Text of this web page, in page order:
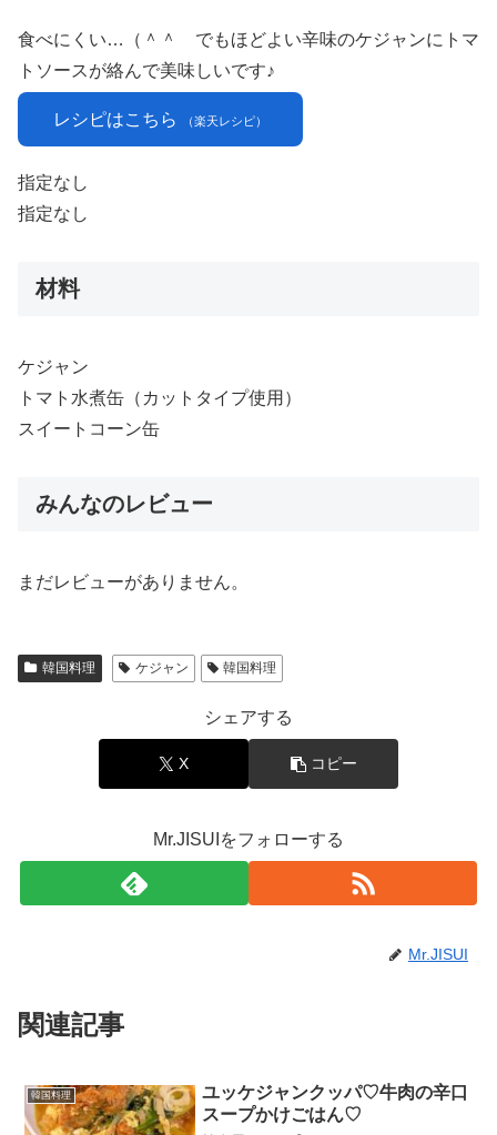
食べにくい…（＾＾ゞでもほどよい辛味のケジャンにトマ
トソースが絡んで美味しいです♪
レシピはこちら （楽天レシピ）
指定なし
指定なし
材料
ケジャン
トマト水煮缶（カットタイプ使用）
スイートコーン缶
みんなのレビュー
まだレビューがありません。
韓国料理 ケジャン 韓国料理
シェアする
X コピー
Mr.JISUIをフォローする
Mr.JISUI
関連記事
韓国料理
ユッケジャンクッパ♡牛肉の辛口
スープかけごはん♡